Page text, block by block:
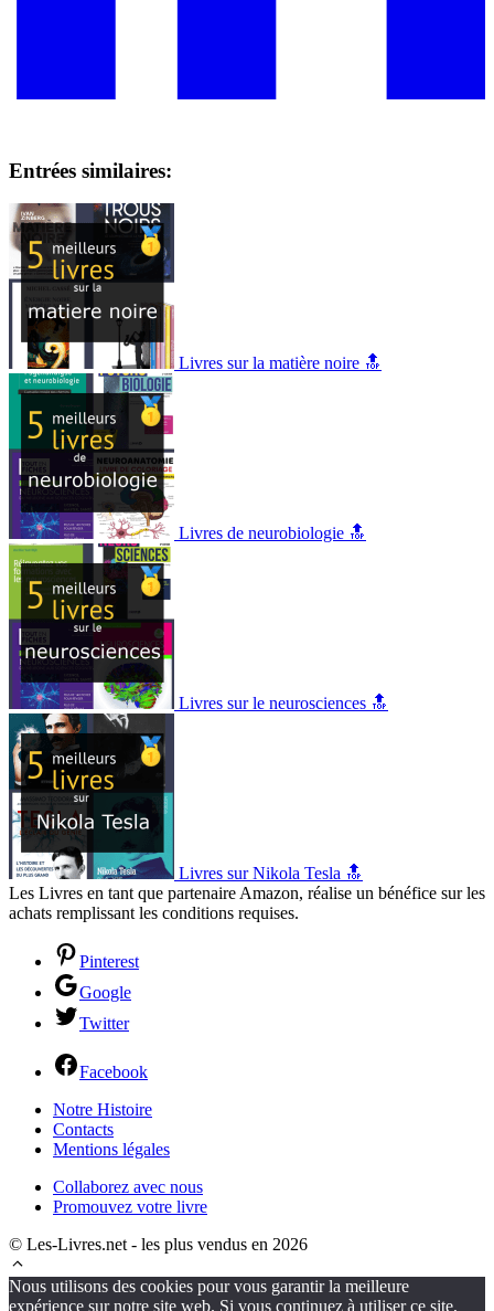
Entrées similaires:
Livres sur la matière noire 🔝
Livres de neurobiologie 🔝
Livres sur le neurosciences 🔝
Livres sur Nikola Tesla 🔝
Les Livres en tant que partenaire Amazon, réalise un bénéfice sur les
achats remplissant les conditions requises.
Pinterest
Google
Twitter
Facebook
Notre Histoire
Contacts
Mentions légales
Collaborez avec nous
Promouvez votre livre
© Les-Livres.net - les plus vendus en 2026
Nous utilisons des cookies pour vous garantir la meilleure
expérience sur notre site web. Si vous continuez à utiliser ce site,